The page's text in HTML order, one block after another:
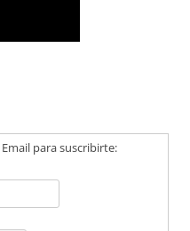
para suscribirte: